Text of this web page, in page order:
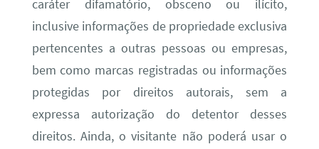
caráter difamatório, obsceno ou ilícito,
inclusive informações de propriedade exclusiva
pertencentes a outras pessoas ou empresas,
bem como marcas registradas ou informações
protegidas por direitos autorais, sem a
expressa autorização do detentor desses
direitos. Ainda, o visitante não poderá usar o